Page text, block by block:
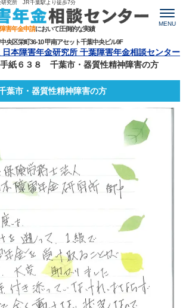
研究所 JR千葉駅より 徒歩7分
害年金申請において圧倒的な実績
央区栄町36-10 甲南アセット千葉中央ビル9F
MENU
本障害年金研究所 千葉障害年金相談センター
紙６３８ 千葉市・器質性精神障害の方
葉市・器質性精神障害の方